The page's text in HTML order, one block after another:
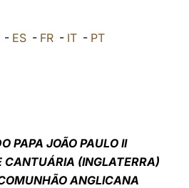
LATINE
- ES - FR - IT - PT
PAPA JOÃO PAULO II
CANTUÁRIA (INGLATERRA)
ANGLICANA